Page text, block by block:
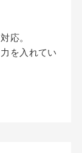
応。
を入れてい